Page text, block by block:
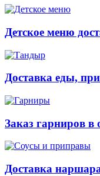
Детское меню
Доставка еды,
Заказ гарниров в
Доставка